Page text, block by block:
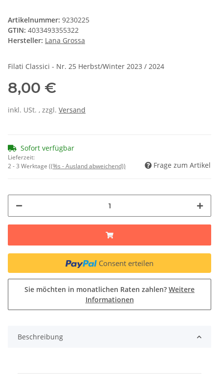
Artikelnummer: 9230225
GTIN: 4033493355322
Hersteller: Lana Grossa
Filati Classici - Nr. 25 Herbst/Winter 2023 / 2024
8,00 €
inkl. USt. , zzgl. Versand
Sofort verfügbar
Lieferzeit:
2 - 3 Werktage ((%s - Ausland abweichend)) Frage zum Artikel
Consent erteilen
Sie möchten in monatlichen Raten zahlen? Weitere
Informationen
Beschreibung